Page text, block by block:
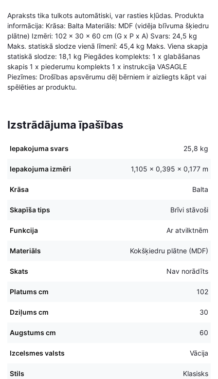
Apraksts tika tulkots automātiski, var rasties kļūdas. Produkta
informācija: Krāsa: Balta Materiāls: MDF (vidēja blīvuma šķiedru
plātne) Izmēri: 102 x 30 x 60 cm (G x P x A) Svars: 24,5 kg
Maks. statiskā slodze vienā līmenī: 45,4 kg Maks. Viena skapja
statiskā slodze: 18,1 kg Piegādes komplekts: 1 x glabāšanas
skapis 1 x piederumu komplekts 1 x instrukcija VASAGLE
Piezīmes: Drošības apsvērumu dēļ bērniem ir aizliegts kāpt vai
spēlēties ar produktu.
Izstrādājuma īpašības
Iepakojuma svars 25,8 kg
Iepakojuma izmēri 1,105 × 0,395 × 0,177 m
Krāsa Balta
Skapīša tips Brīvi stāvoši
Funkcija Ar atvilktnēm
Materiāls Kokšķiedru plātne (MDF)
Skats Nav norādīts
Platums cm 102
Dziļums cm 30
Augstums cm 60
Izcelsmes valsts Vācija
Stils Klasisks